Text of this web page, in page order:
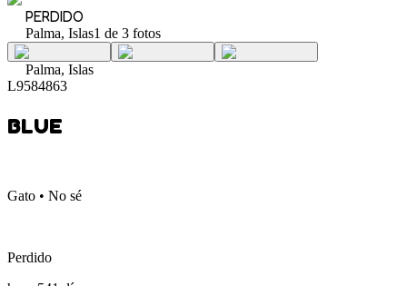
PERDIDO
Palma, Islas1 de 3 fotos
Palma, Islas
L9584863
BLUE
Gato • No sé
Perdido